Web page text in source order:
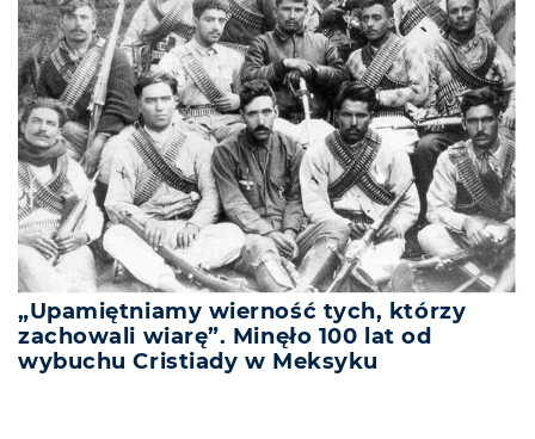
„Upamiętniamy wierność tych, którzy
zachowali wiarę”. Minęło 100 lat od
wybuchu Cristiady w Meksyku